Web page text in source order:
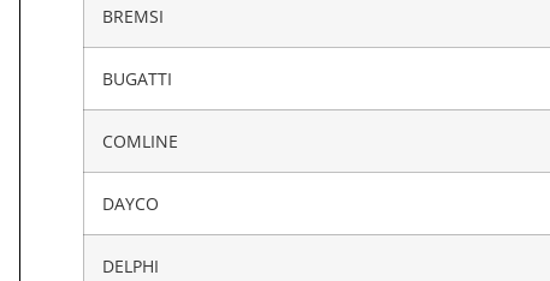
BREMSI
BUGATTI
COMLINE
DAYCO
DELPHI